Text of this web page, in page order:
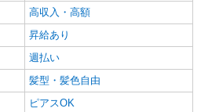
高収入・高額
昇給あり
週払い
髪型・髪色自由
ピアスOK